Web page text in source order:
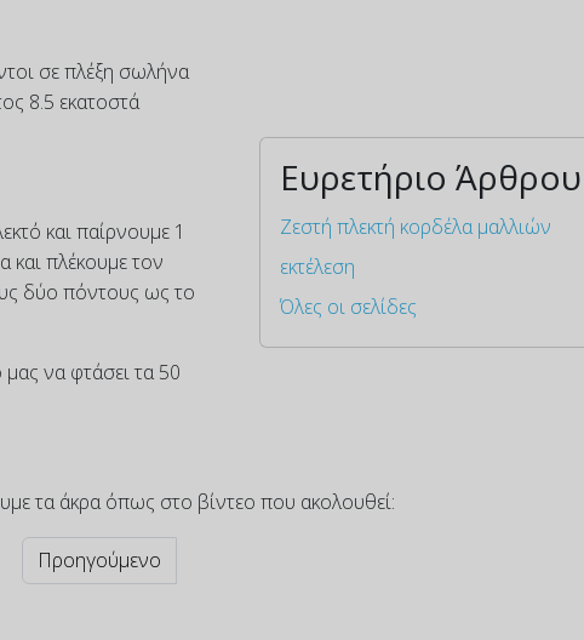
σε πλέξη σωλήνα
8.5 εκατοστά
Ευρετήριο Άρθρου
Ζεστή πλεκτή κορδέλα μαλλιών
εκτέλεση
Όλες οι σελίδες
και παίρνουμε 1
πλέκουμε τον
δύο πόντους ως το
μας να φτάσει τα 50
τα άκρα όπως στο βίντεο που ακολουθεί:
Προηγούμενο